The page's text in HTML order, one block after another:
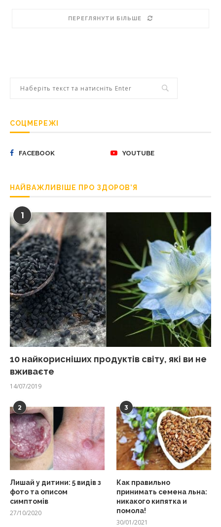
ПЕРЕГЛЯНУТИ БІЛЬШЕ
СОЦМЕРЕЖІ
FACEBOOK YOUTUBE
НАЙВАЖЛИВІШЕ ПРО ЗДОРОВ’Я
1
10 найкорисніших продуктів світу, які ви не
вживаєте
14/07/2019
2
Лишай у дитини: 5 видів з
фото та описом
симптомів
27/10/2020
3
Как правильно
принимать семена льна:
никакого кипятка и
помола!
30/01/2021